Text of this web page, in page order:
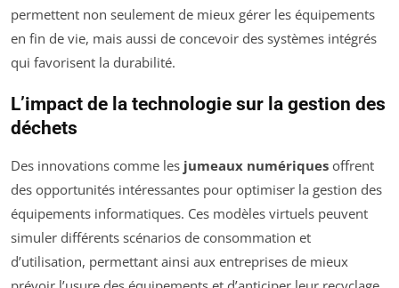
permettent non seulement de mieux gérer les équipements
en fin de vie, mais aussi de concevoir des systèmes intégrés
qui favorisent la durabilité.
L’impact de la technologie sur la gestion des
déchets
Des innovations comme les jumeaux numériques offrent
des opportunités intéressantes pour optimiser la gestion des
équipements informatiques. Ces modèles virtuels peuvent
simuler différents scénarios de consommation et
d’utilisation, permettant ainsi aux entreprises de mieux